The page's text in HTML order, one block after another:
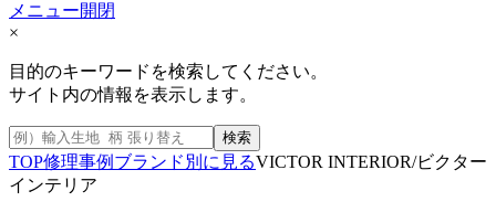
メニュー開閉
×
目的のキーワードを検索してください。
サイト内の情報を表示します。
検索
TOP修理事例 ブランド別に見るVICTOR INTERIOR/ビクター
インテリア